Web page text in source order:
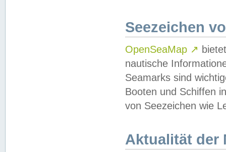
Seezeichen
OpenSeaMap ↗
nautische
Seamarks sind
Booten und Schiffen
von Seezeichen wie
Aktualität der